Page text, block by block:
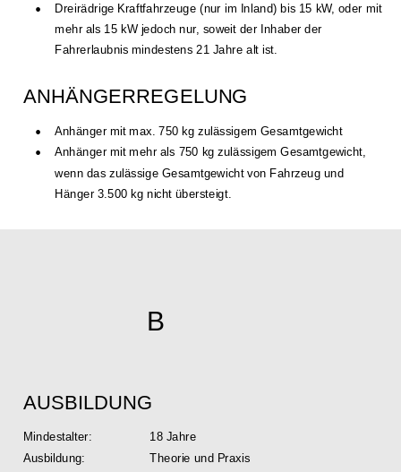
•
Dreirädrige Kraftfahrzeuge (nur im Inland) bis 15 kW, oder mit
mehr als 15 kW jedoch nur, soweit der Inhaber der
Fahrerlaubnis mindestens 21 Jahre alt ist.
ANHÄNGER­REGELUNG
• Anhänger mit max. 750 kg zulässigem Gesamtgewicht
•
Anhänger mit mehr als 750 kg zulässigem Gesamtgewicht,
wenn das zulässige Gesamtgewicht von Fahrzeug und
Hänger 3.500 kg nicht übersteigt.
AUSBILDUNG
Mindestalter:
18 Jahre
Ausbildung:
Theorie und Praxis
B